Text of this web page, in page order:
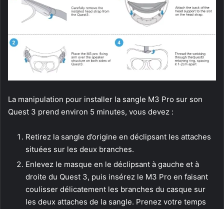
La manipulation pour installer la sangle M3 Pro sur son
Quest 3 prend environ 5 minutes, vous devez :
Retirez la sangle d’origine en déclipsant les attaches
situées sur les deux branches.
Enlevez le masque en le déclipsant à gauche et à
droite du Quest 3, puis insérez le M3 Pro en faisant
coulisser délicatement les branches du casque sur
les deux attaches de la sangle. Prenez votre temps